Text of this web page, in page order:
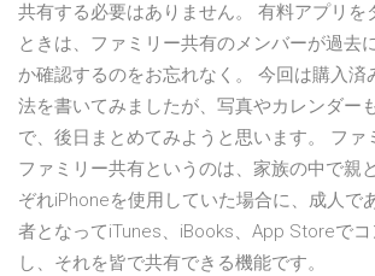
共有する必要はありません。 有料アプリを
ときは、ファミリー共有のメンバーが過去
か確認するのをお忘れなく。 今回は購入済
法を書いてみましたが、写真やカレンダー
で、後日まとめてみようと思います。 ファ
ファミリー共有というのは、家族の中で親
ぞれiPhoneを使用していた場合に、成人で
者となってiTunes、iBooks、App Storeで
し、それを皆で共有できる機能です。